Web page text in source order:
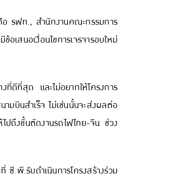
รฟท., สำนักงานคณะกรรมการ
สนอเงื่อนไขการเจรจารอบใหม่
ที่ดีที่สุด และไม่อยากให้โครงการ
มบินสำเร็จ ไม่เช่นนั้นจะส่งผลต่อ
ปถึงขั้นตัดงานรถไฟไทย-จีน ช่วง
.พี.รับดำเนินการโครงสร้างร่วม